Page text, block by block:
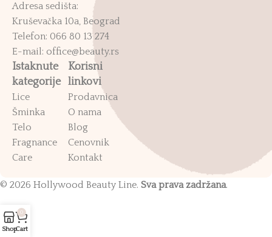
Adresa sedišta:
Kruševačka 10a, Beograd
Telefon: 066 80 13 274
E-mail: office@beauty.rs
Istaknute
kategorije
Lice
Šminka
Telo
Fragnance
Care
Korisni
linkovi
Prodavnica
O nama
Blog
Cenovnik
Kontakt
© 2026 Hollywood Beauty Line. Sva prava zadržana.
Shop
0
Cart